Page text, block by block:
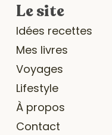
Le site
Idées recettes
Mes livres
Voyages
Lifestyle
À propos
Contact